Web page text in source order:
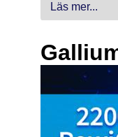
Läs mer...